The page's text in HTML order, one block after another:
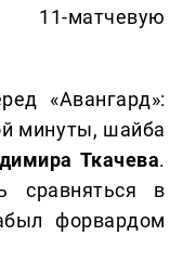
матчевую
«Авангард»:
минуты, шайба
Ткачева.
сравняться в
форвардом